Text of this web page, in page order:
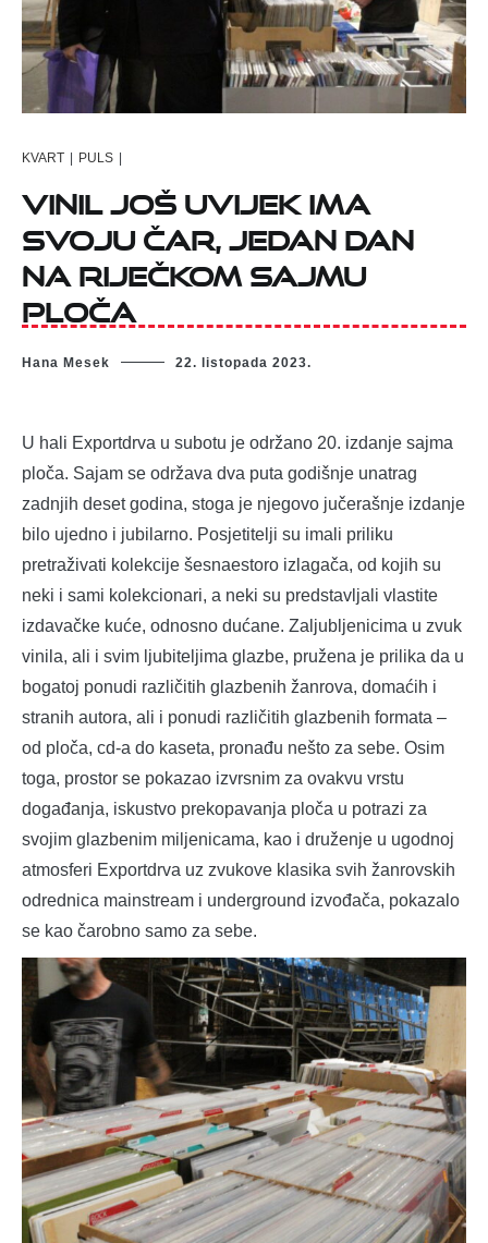
KVART | PULS |
Vinil još uvijek ima
svoju čar, jedan dan
na riječkom sajmu
ploča
Hana Mesek 22. listopada 2023.
U hali Exportdrva u subotu je održano 20. izdanje sajma
ploča. Sajam se održava dva puta godišnje unatrag
zadnjih deset godina, stoga je njegovo jučerašnje izdanje
bilo ujedno i jubilarno. Posjetitelji su imali priliku
pretraživati kolekcije šesnaestoro izlagača, od kojih su
neki i sami kolekcionari, a neki su predstavljali vlastite
izdavačke kuće, odnosno dućane. Zaljubljenicima u zvuk
vinila, ali i svim ljubiteljima glazbe, pružena je prilika da u
bogatoj ponudi različitih glazbenih žanrova, domaćih i
stranih autora, ali i ponudi različitih glazbenih formata –
od ploča, cd-a do kaseta, pronađu nešto za sebe. Osim
toga, prostor se pokazao izvrsnim za ovakvu vrstu
događanja, iskustvo prekopavanja ploča u potrazi za
svojim glazbenim miljenicama, kao i druženje u ugodnoj
atmosferi Exportdrva uz zvukove klasika svih žanrovskih
odrednica mainstream i underground izvođača, pokazalo
se kao čarobno samo za sebe.